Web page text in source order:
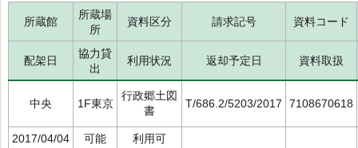
所蔵館
所蔵場
所
資料区分 請求記号 資料コード
配架日
協力貸
出
利用状況 返却予定日 資料取扱
中央 1F東京
行政郷土図
書
T/686.2/5203/2017 7108670618
2017/04/04 可能 利用可